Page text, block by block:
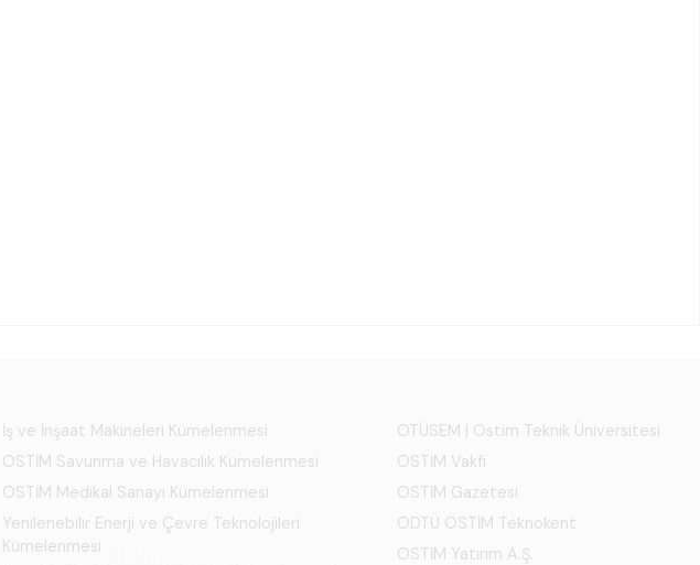
İş ve İnşaat Makineleri Kümelenmesi
OSTİM Savunma ve Havacılık Kümelenmesi
OSTİM Medikal Sanayi Kümelenmesi
Yenilenebilir Enerji ve Çevre Teknolojileri
Kümelenmesi
OTÜSEM | Ostim Teknik Üniversitesi
OSTİM Vakfı
OSTİM Gazetesi
ODTÜ OSTİM Teknokent
OSTİM Yatırım A.Ş.